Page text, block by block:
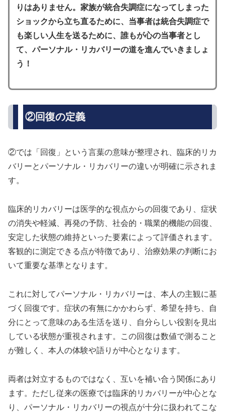
りはありません。家族が統合失調症になってしまった
ショックから立ち直るために、当事者は統合失調症で
も楽しい人生を送るために、誰もが心の当事者とし
て、パーソナル・リカバリーの道を進んでいきましょ
う！
②回復の定義
②では「回復」という言葉の意味が整理され、臨床的リカ
バリーとパーソナル・リカバリーの違いが明確に示されま
す。
臨床的リカバリーは医学的な視点からの回復であり、症状
の消失や軽減、再発の予防、社会的・職業的機能の回復、
安定した状態の維持といった要素によって評価されます。
客観的に測定できる点が特徴であり、治療効果の判断にお
いて重要な基準となります。
これに対してパーソナル・リカバリーは、本人の主観に基
づく回復です。症状の有無にかかわらず、希望を持ち、自
分にとって意味のある生活を送り、自分らしい役割を見出
している状態が重視されます。この回復は数値で測ること
が難しく、本人の体験や語りが中心となります。
両者は対立するものではなく、互いを補い合う関係にあり
ます。ただし従来の医療では臨床的リカバリーが中心とな
り、パーソナル・リカバリーの視点が十分に扱われてこな